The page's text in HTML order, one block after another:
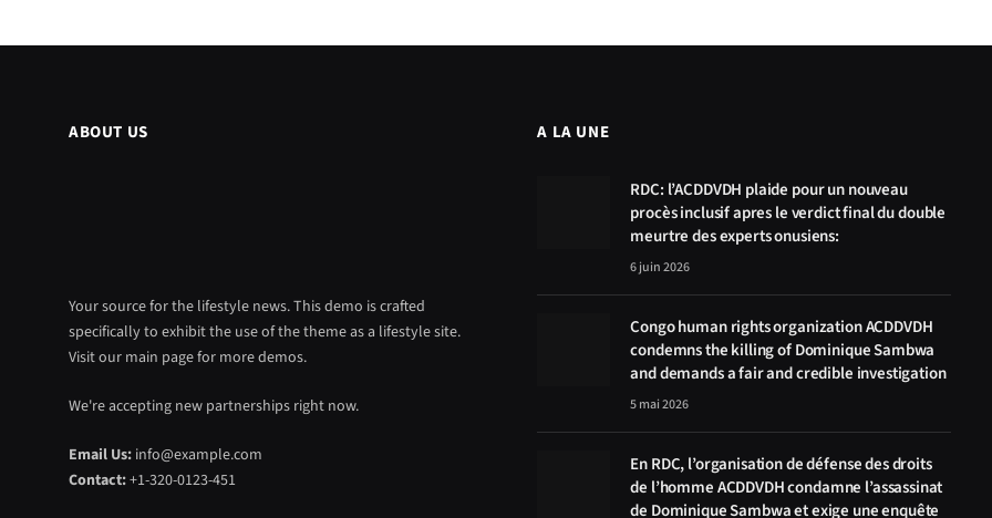
ABOUT US
Your source for the lifestyle news. This demo is crafted
specifically to exhibit the use of the theme as a lifestyle site.
Visit our main page for more demos.
We're accepting new partnerships right now.
Email Us: info@example.com
Contact:+1-320-0123-451
A LA UNE
RDC: l’ACDDVDH plaide pour un nouveau
procès inclusif apres le verdict final du double
meurtre des experts onusiens:
6 juin 2026
Congo human rights organization ACDDVDH
condemns the killing of Dominique Sambwa
and demands a fair and credible investigation
5 mai 2026
En RDC, l’organisation de défense des droits
de l’homme ACDDVDH condamne l’assassinat
de Dominique Sambwa et exige une enquête